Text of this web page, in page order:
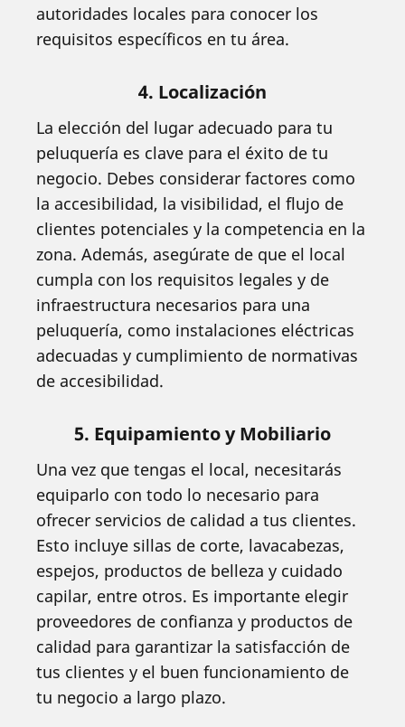
autoridades locales para conocer los
requisitos específicos en tu área.
4. Localización
La elección del lugar adecuado para tu
peluquería es clave para el éxito de tu
negocio. Debes considerar factores como
la accesibilidad, la visibilidad, el flujo de
clientes potenciales y la competencia en la
zona. Además, asegúrate de que el local
cumpla con los requisitos legales y de
infraestructura necesarios para una
peluquería, como instalaciones eléctricas
adecuadas y cumplimiento de normativas
de accesibilidad.
5. Equipamiento y Mobiliario
Una vez que tengas el local, necesitarás
equiparlo con todo lo necesario para
ofrecer servicios de calidad a tus clientes.
Esto incluye sillas de corte, lavacabezas,
espejos, productos de belleza y cuidado
capilar, entre otros. Es importante elegir
proveedores de confianza y productos de
calidad para garantizar la satisfacción de
tus clientes y el buen funcionamiento de
tu negocio a largo plazo.